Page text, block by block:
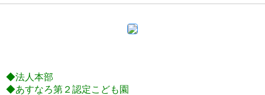
◆法人本部
◆あすなろ第２認定こども園